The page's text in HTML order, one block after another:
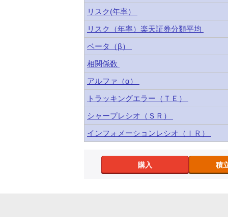
リスク(年率）
リスク（年率）楽天証券分類平均
ベータ（β）
相関係数
アルファ（α）
トラッキングエラー（ＴＥ）
シャープレシオ（ＳＲ）
インフォメーションレシオ（ＩＲ）
購入 積